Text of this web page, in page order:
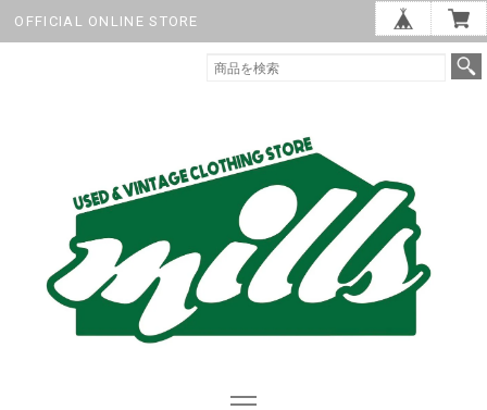
OFFICIAL ONLINE STORE